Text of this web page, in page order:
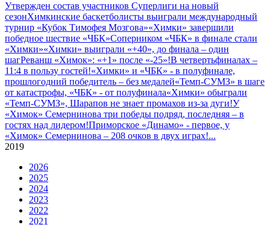
Утвержден состав участников Cуперлиги на новый
сезонХимкинские баскетболисты выиграли международный
турнир «Кубок Тимофея Мозгова»«Химки» завершили
победное шествие «ЧБК»Соперником «ЧБК» в финале стали
«Химки»«Химки» выиграли «+40», до финала – один
шагРеванш «Химок»: «+1» после «-25»!В четвертьфиналах –
11:4 в пользу гостей!«Химки» и «ЧБК» - в полуфинале,
прошлогодний победитель – без медалей«Темп-СУМЗ» в шаге
от катастрофы, «ЧБК» - от полуфинала«Химки» обыграли
«Темп-СУМЗ», Шарапов не знает промахов из-за дуги!У
«Химок» Семернинова три победы подряд, последняя – в
гостях над лидером!Приморское «Динамо» - первое, у
«Химок» Семернинова – 208 очков в двух играх!...
2019
2026
2025
2024
2023
2022
2021